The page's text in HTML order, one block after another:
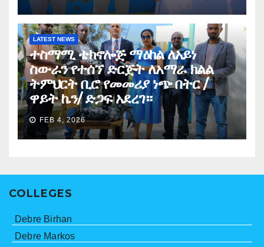
LATEST NEWS
ተስማሚ ቴክኖሎጅ ማዕከል ለአይነ
ስውራን የተሰኘ ድርጅት ለአማራ ክልል
ትምህርት ቢሮ የመመሪያ ነጭ በትር /
ዋይት ኬን/ ድጋፍ አደረገ።
FEB 4, 2026
COLLEGES
Debre Birhan
Debre Markos